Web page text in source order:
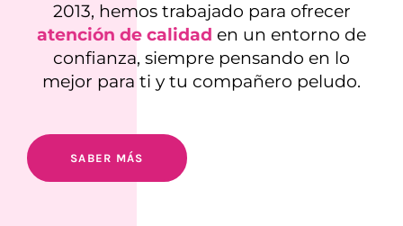
2013, hemos trabajado para ofrecer
atención de calidad en un entorno de
confianza, siempre pensando en lo
mejor para ti y tu compañero peludo.
SABER MÁS